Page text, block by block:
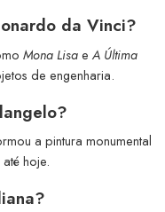
da Vinci?
Mona Lisae A Última
de engenharia.
a pintura monumental
hoje.